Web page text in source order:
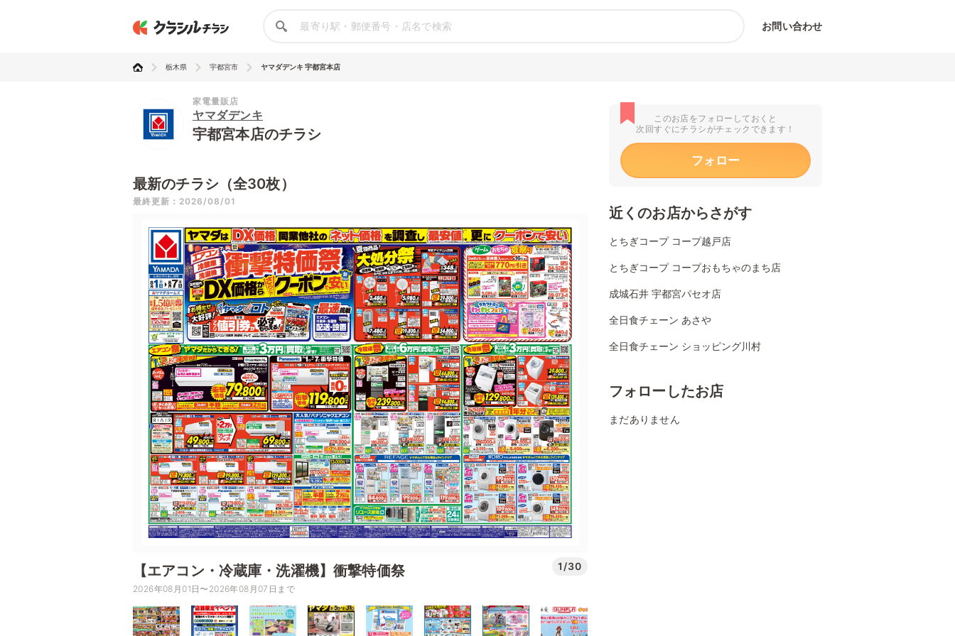
お問い合わせ
栃木県 宇都宮市 ヤマダデンキ 宇都宮本店
家電量販店
ヤマダデンキ
宇都宮本店のチラシ
最新のチラシ（全30枚）
最終更新：2026/08/01
【エアコン・冷蔵庫・洗濯機】衝撃特価祭 1/30
2026年08月01日〜2026年08月07日まで
このお店をフォローしておくと
次回すぐにチラシがチェックできます！
フォロー
近くのお店からさがす
とちぎコープ コープ越戸店
とちぎコープ コープおもちゃのまち店
成城石井 宇都宮パセオ店
全日食チェーン あさや
全日食チェーン ショッピング川村
フォローしたお店
まだありません